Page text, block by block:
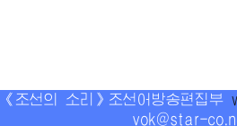
《조선의 소리》조선어방송편집부
vok@star-